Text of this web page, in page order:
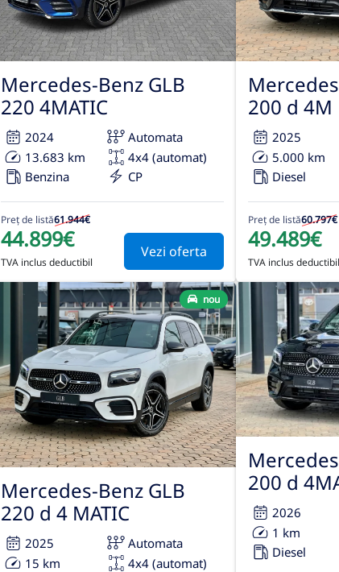
Mercedes-Benz GLB
220 4MATIC
2024
Automata
13.683 km
4x4 (automat)
Benzina
CP
Preț de listă61.944€
44.899€
TVA inclus deductibil
Vezi oferta
200 d 4M
2025
5.000 km
Diesel
Preț de listă60.797€
49.489€
TVA inclus deductibil
nou
Mercedes-Benz GLB
220 d 4 MATIC
2025
Automata
15 km
4x4 (automat)
200 d
2026
1 km
Diesel